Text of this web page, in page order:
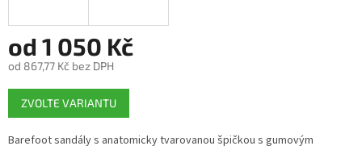
od 1 050 Kč
od 867,77 Kč bez DPH
Měrná
cena:
ZVOLTE VARIANTU
Barefoot sandály s anatomicky tvarovanou špičkou s gumovým